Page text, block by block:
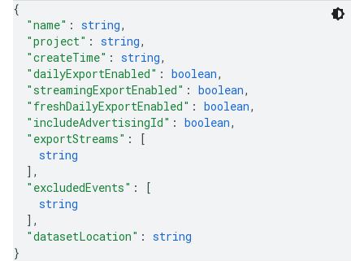
{
"name" : string,
"project" : string,
"createTime" : string,
"dailyExportEnabled" : boolean,
"streamingExportEnabled" : boolean,
"freshDailyExportEnabled" : boolean,
"includeAdvertisingId" : boolean,
"exportStreams" :
[
string
] ,
"excludedEvents" :
[
string
] ,
"datasetLocation" : string
}